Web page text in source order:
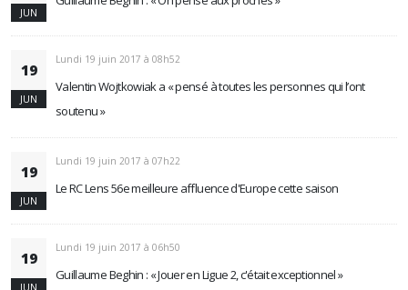
JUN
19
JUN
Lundi 19 juin 2017 à 08h52
Valentin Wojtkowiak a « pensé à toutes les personnes qui l’ont
soutenu »
19
JUN
Lundi 19 juin 2017 à 07h22
Le RC Lens 56e meilleure affluence d'Europe cette saison
19
JUN
Lundi 19 juin 2017 à 06h50
Guillaume Beghin : « Jouer en Ligue 2, c'était exceptionnel »